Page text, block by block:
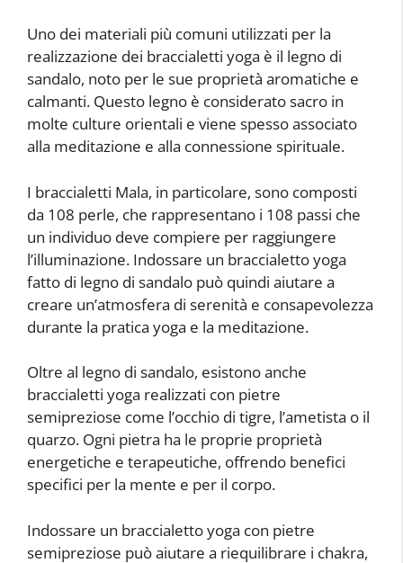
Uno dei materiali più comuni utilizzati per la
realizzazione dei braccialetti yoga è il legno di
sandalo, noto per le sue proprietà aromatiche e
calmanti. Questo legno è considerato sacro in
molte culture orientali e viene spesso associato
alla meditazione e alla connessione spirituale.
I braccialetti Mala, in particolare, sono composti
da 108 perle, che rappresentano i 108 passi che
un individuo deve compiere per raggiungere
l’illuminazione. Indossare un braccialetto yoga
fatto di legno di sandalo può quindi aiutare a
creare un’atmosfera di serenità e consapevolezza
durante la pratica yoga e la meditazione.
Oltre al legno di sandalo, esistono anche
braccialetti yoga realizzati con pietre
semipreziose come l’occhio di tigre, l’ametista o il
quarzo. Ogni pietra ha le proprie proprietà
energetiche e terapeutiche, offrendo benefici
specifici per la mente e per il corpo.
Indossare un braccialetto yoga con pietre
semipreziose può aiutare a riequilibrare i chakra,